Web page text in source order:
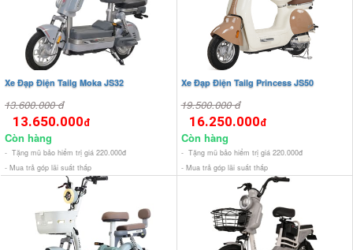
Xe Đạp Điện Tailg Moka JS32
13.600.000 đ
13.650.000đ
Còn hàng
- Tặng mũ bảo hiểm trị giá 220.000đ
- Mua trả góp lãi suất thấp
Xe Đạp Điện Tailg Princess JS50
19.500.000 đ
16.250.000đ
Còn hàng
- Tặng mũ bảo hiểm trị giá 220.000đ
- Mua trả góp lãi suất thấp